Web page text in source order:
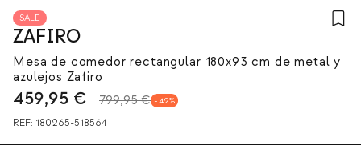
SALE
ZAFIRO
Mesa de comedor rectangular 180x93 cm de metal y
azulejos Zafiro
459,95 € 799,95 € 42
REF: 180265-518564